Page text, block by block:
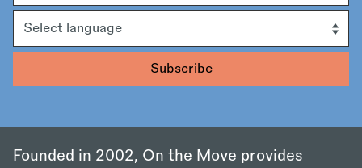
Founded in 2002, On the Move provides